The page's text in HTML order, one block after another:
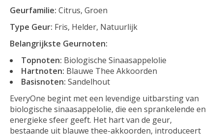
Geurfamilie: Citrus, Groen
Type Geur: Fris, Helder, Natuurlijk
Belangrijkste Geurnoten:
Topnoten: Biologische Sinaasappelolie
Hartnoten: Blauwe Thee Akkoorden
Basisnoten: Sandelhout
EveryOne begint met een levendige uitbarsting van
biologische sinaasappelolie, die een sprankelende en
energieke sfeer geeft. Het hart van de geur,
bestaande uit blauwe thee-akkoorden, introduceert